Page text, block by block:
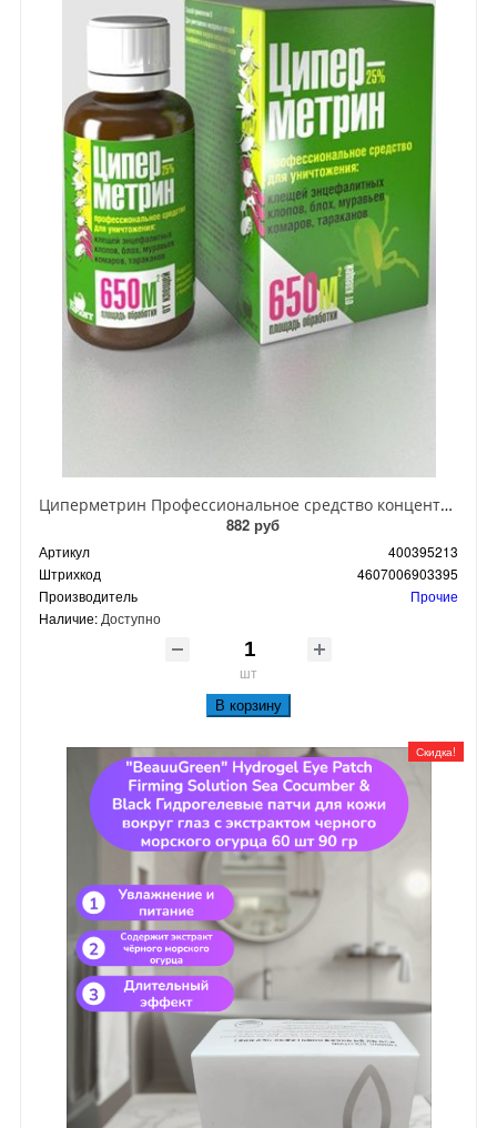
Циперметрин Профессиональное средство концентрат эмульсии 25% для уничтожения тараканов, мух,комаров, блох, клопов, муравьев, ос 50 мл
882 руб
Артикул
400395213
Штрихкод
4607006903395
Производитель
Прочие
Наличие: Доступно
шт
В корзину
Скидка!